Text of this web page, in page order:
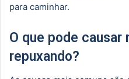
para caminhar.
O que pode causar
repuxando?